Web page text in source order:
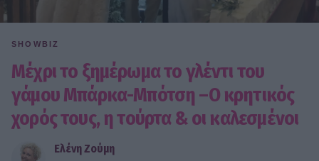
SHOWBIZ
Μέχρι το ξημέρωμα το γλέντι του
γάμου Μπάρκα-Μπότση –Ο κρητικός
χορός τους, η τούρτα & οι καλεσμένοι
Ελένη Ζούμη